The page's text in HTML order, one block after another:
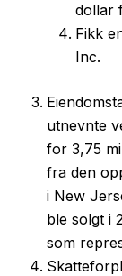
dollar
Fikk
Inc.
utnevnte
for 3,75
fra den
i New
ble solgt i
som